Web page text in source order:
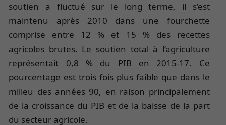
soutien a fluctué sur le long terme, il s’est
maintenu après 2010 dans une fourchette
comprise entre 12 % et 15 % des recettes
agricoles brutes. Le soutien total à l’agriculture
représentait 0,8 % du PIB en 2015-17. Ce
pourcentage est trois fois plus faible que dans le
milieu des années 90, en raison principalement
de la croissance du PIB et de la baisse de la part
du secteur agricole.